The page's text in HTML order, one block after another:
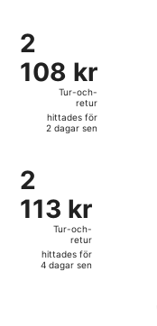
dagar
sen
2
108 kr
Tur-
retur,
hittades
dagar
sen
2
108 kr
Tur-och-
retur
hittades för
2 dagar sen
2
113 kr
Tur-
retur,
hittades
2
113 kr
Tur-och-
retur
hittades för
4 dagar sen